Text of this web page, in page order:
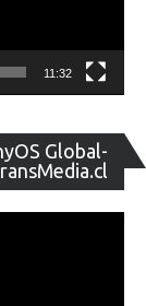
11:32
Global-
de